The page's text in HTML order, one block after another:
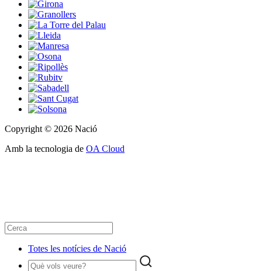
Copyright © 2026 Nació
Amb la tecnologia de OA Cloud
Totes les notícies de Nació